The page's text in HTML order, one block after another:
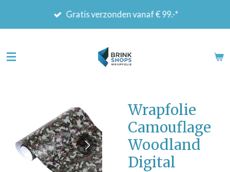
hoofdinhoud
Gratis verzonden vanaf € 99.-*
Wrapfolie
Camouflage
Woodland
Digital